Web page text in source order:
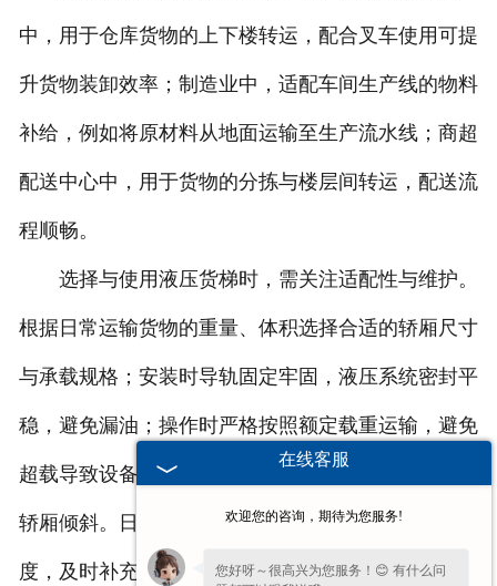
中，用于仓库货物的上下楼转运，配合叉车使用可提
升货物装卸效率；制造业中，适配车间生产线的物料
补给，例如将原材料从地面运输至生产流水线；商超
配送中心中，用于货物的分拣与楼层间转运，配送流
程顺畅。
选择与使用液压货梯时，需关注适配性与维护。
根据日常运输货物的重量、体积选择合适的轿厢尺寸
与承载规格；安装时导轨固定牢固，液压系统密封平
稳，避免漏油；操作时严格按照额定载重运输，避免
超载导致设备故障；货物放置时保持重心居中，防止
轿厢倾斜。日常维护需定期检查液压油的油位与清洁
度，及时补充或更换液压油；检查液压缸、油管的密
在线客服
欢迎您的咨询，期待为您服务!
您好呀～很高兴为您服务！😊 有什么问